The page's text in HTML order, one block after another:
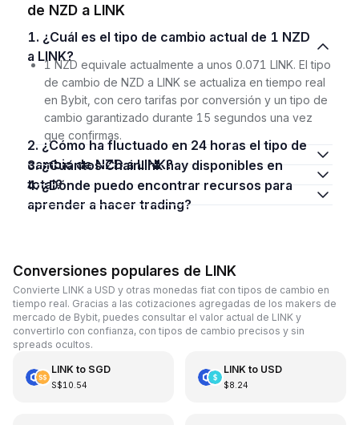
de NZD a LINK
1. ¿Cuál es el tipo de cambio actual de 1 NZD
a LINK?
1 NZD equivale actualmente a unos 0.071 LINK. El tipo
de cambio de NZD a LINK se actualiza en tiempo real
en Bybit, con cero tarifas por conversión y un tipo de
cambio garantizado durante 15 segundos una vez
que confirmas.
2. ¿Cómo ha fluctuado en 24 horas el tipo de
cambio de NZD a LINK?
3. ¿Cuántos Chainlink hay disponibles en
total?
4. ¿Dónde puedo encontrar recursos para
aprender a hacer trading?
Conversiones populares de LINK
Convierte LINK a USD y otras monedas fiat con tipos de cambio en
tiempo real. Gracias a las cotizaciones agregadas de los makers de
mercado de Bybit, puedes consultar el valor actual de LINK y
convertirlo con confianza, con tipos de cambio precisos y sin
spreads ocultos.
LINKto SGD
S$10.54
LINKto USD
$8.24